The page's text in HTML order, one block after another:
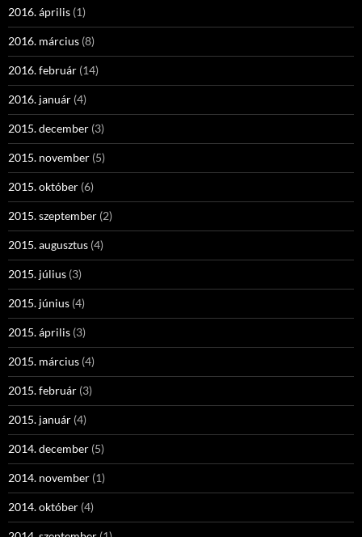
2016. április (1)
2016. március (8)
2016. február (14)
2016. január (4)
2015. december (3)
2015. november (5)
2015. október (6)
2015. szeptember (2)
2015. augusztus (4)
2015. július (3)
2015. június (4)
2015. április (3)
2015. március (4)
2015. február (3)
2015. január (4)
2014. december (5)
2014. november (1)
2014. október (4)